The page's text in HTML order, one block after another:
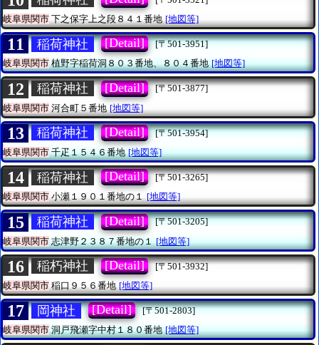
岐阜県関市 下之保字上之段８４１番地 [地図等]
11 稲荷神社 [Detail]
[〒501-3951]
岐阜県関市植野字稲荷洞８０３番地、８０４番地 [地図等]
12 稲荷神社 [Detail]
[〒501-3877]
岐阜県関市 河合町５番地 [地図等]
13 稲荷神社 [Detail]
[〒501-3954]
岐阜県関市千疋１５４６番地 [地図等]
14 稲荷神社 [Detail]
[〒501-3265]
岐阜県関市小瀬１９０１番地の１ [地図等]
15 稲荷神社 [Detail]
[〒501-3205]
岐阜県関市志津野２３８７番地の１ [地図等]
16 稲朽神社 [Detail]
[〒501-3932]
岐阜県関市 稲口９５６番地 [地図等]
17 岡神社 [Detail]
[〒501-2803]
岐阜県関市洞戸飛瀬字中村１８０番地 [地図等]